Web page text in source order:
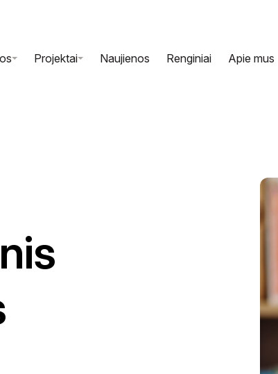
Projektai Naujienos Renginiai Apie mus